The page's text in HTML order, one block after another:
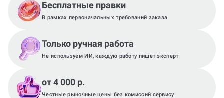
Бесплатные правки
В рамках первоначальных требований заказа
Только ручная работа
Не используем ИИ, каждую работу пишет эксперт
от 4 000 р.
Честные рыночные цены без комиссий сервису